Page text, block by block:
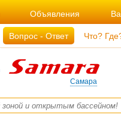
Вопрос - Ответ Что?
Объявления
Самара